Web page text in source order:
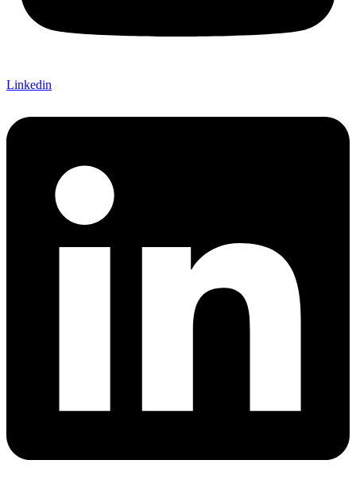
Linkedin